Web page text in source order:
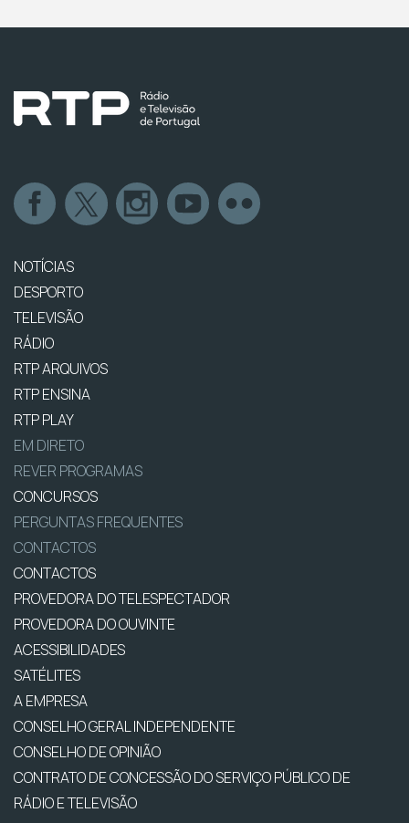
NOTÍCIAS
DESPORTO
TELEVISÃO
RÁDIO
RTP ARQUIVOS
RTP ENSINA
RTP PLAY
EM DIRETO
REVER PROGRAMAS
CONCURSOS
PERGUNTAS FREQUENTES
CONTACTOS
CONTACTOS
PROVEDORA DO TELESPECTADOR
PROVEDORA DO OUVINTE
ACESSIBILIDADES
SATÉLITES
A EMPRESA
CONSELHO GERAL INDEPENDENTE
CONSELHO DE OPINIÃO
CONTRATO DE CONCESSÃO DO SERVIÇO PÚBLICO DE
RÁDIO E TELEVISÃO